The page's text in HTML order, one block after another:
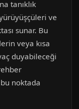
tanıklık
ve
sunar. Bu
veya kısa
duyabileceği
noktada